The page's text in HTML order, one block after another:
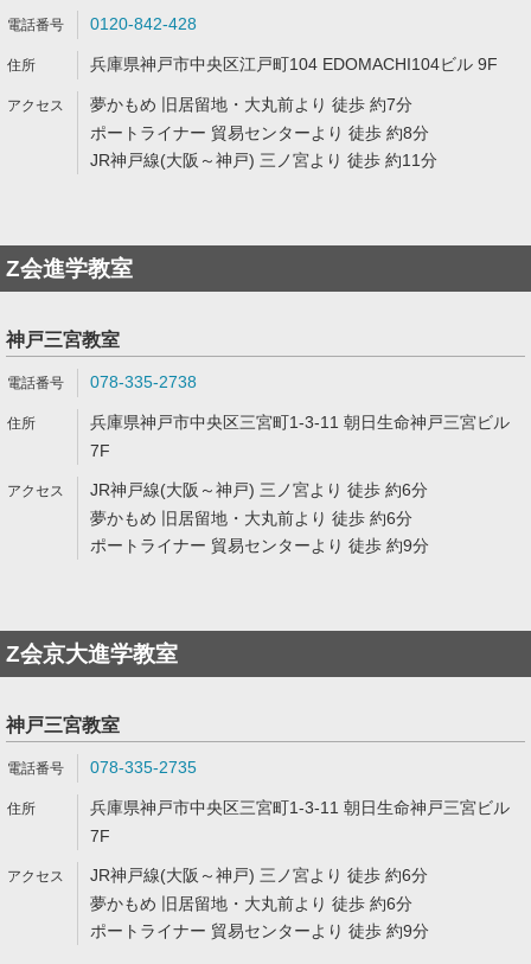
0120-842-428
兵庫県神戸市中央区江戸町104 EDOMACHI104ビル 9F
夢かもめ 旧居留地・大丸前より 徒歩 約7分
ポートライナー 貿易センターより 徒歩 約8分
JR神戸線(大阪～神戸) 三ノ宮より 徒歩 約11分
Z会進学教室
神戸三宮教室
078-335-2738
兵庫県神戸市中央区三宮町1-3-11 朝日生命神戸三宮ビル
7F
JR神戸線(大阪～神戸) 三ノ宮より 徒歩 約6分
夢かもめ 旧居留地・大丸前より 徒歩 約6分
ポートライナー 貿易センターより 徒歩 約9分
Z会京大進学教室
神戸三宮教室
078-335-2735
兵庫県神戸市中央区三宮町1-3-11 朝日生命神戸三宮ビル
7F
JR神戸線(大阪～神戸) 三ノ宮より 徒歩 約6分
夢かもめ 旧居留地・大丸前より 徒歩 約6分
ポートライナー 貿易センターより 徒歩 約9分